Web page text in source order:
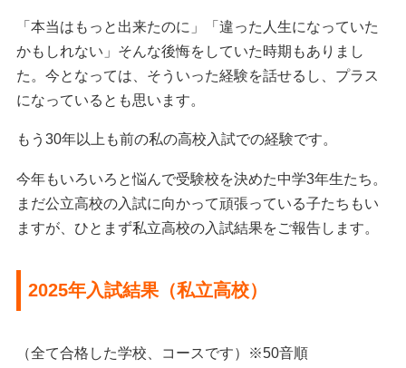
「本当はもっと出来たのに」「違った人生になっていた
かもしれない」そんな後悔をしていた時期もありまし
た。今となっては、そういった経験を話せるし、プラス
になっているとも思います。
もう30年以上も前の私の高校入試での経験です。
今年もいろいろと悩んで受験校を決めた中学3年生たち。
まだ公立高校の入試に向かって頑張っている子たちもい
ますが、ひとまず私立高校の入試結果をご報告します。
2025年入試結果（私立高校）
（全て合格した学校、コースです）※50音順